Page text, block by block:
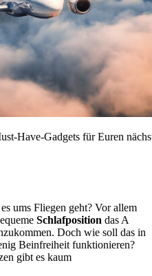
Have-Gadgets für Euren
ums Fliegen geht? Vor allem
Schlafposition das A
Doch wie soll das in
Beinfreiheit funktionieren?
gibt es kaum